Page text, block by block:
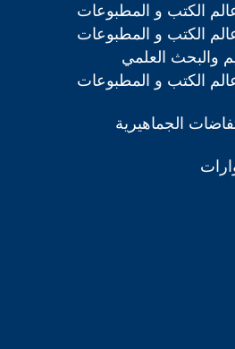
الكتب و المطبوعات
الكتب و المطبوعات
والبحث العلمي
الكتب و المطبوعات
الجماهيرية